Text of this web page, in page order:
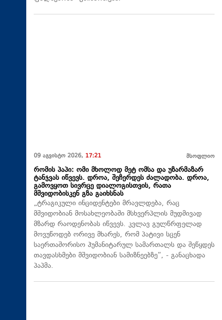
09 აგვისტო 2026, 17:21 მსოფლიო
რომის პაპი: ომი მხოლოდ მეტ ომსა და უზარმაზარ
ტანჯვას იწვევს. დროა, შეჩერდეს ძალადობა. დროა,
გამოვყოთ სივრცე დიალოგისთვის, რათა
მშვიდობისკენ გზა გაიხსნას
„ტრაგიკული ინციდენტები მრავლდება, რაც
მშვიდობიან მოსახლეობაში მსხვერპლის მუდმივად
მზარდ რაოდენობას იწვევს. კვლავ გულწრფელად
მოვუწოდებ ორივე მხარეს, რომ პატივი სცენ
საერთაშორისო ჰუმანიტარულ სამართალს და შეწყდეს
თავდასხმები მშვიდობიან სამიზნეებზე“, - განაცხადა
პაპმა.